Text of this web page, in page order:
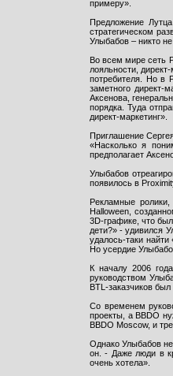
примеру».
Предложение
стратегическом
Улыбабов – никто
Во всем мире сеть
лояльности,
потребителя. Но в
заметного директ-
Аксенова,
порядка. Туда
директ-маркетинг».
Приглашение
«Насколько я
предполагает
Улыбабов
появилось в
Рекламные
Halloween,
3D-графике, что
дети?» - удивился
удалось-таки
Но усердие
К началу 2006
руководством
BTL-заказчиков
Со временем
проекты, а BBDO
BBDO Moscow, и
Однако Улыбабов
он. - Даже люди в
очень хотела».